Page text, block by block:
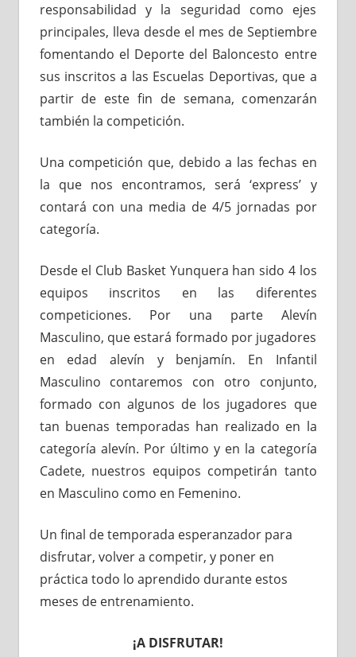
responsabilidad y la seguridad como ejes
principales, lleva desde el mes de Septiembre
fomentando el Deporte del Baloncesto entre
sus inscritos a las Escuelas Deportivas, que a
partir de este fin de semana, comenzarán
también la competición.
Una competición que, debido a las fechas en
la que nos encontramos, será ‘express’ y
contará con una media de 4/5 jornadas por
categoría.
Desde el Club Basket Yunquera han sido 4 los
equipos inscritos en las diferentes
competiciones. Por una parte Alevín
Masculino, que estará formado por jugadores
en edad alevín y benjamín. En Infantil
Masculino contaremos con otro conjunto,
formado con algunos de los jugadores que
tan buenas temporadas han realizado en la
categoría alevín. Por último y en la categoría
Cadete, nuestros equipos competirán tanto
en Masculino como en Femenino.
Un final de temporada esperanzador para
disfrutar, volver a competir, y poner en
práctica todo lo aprendido durante estos
meses de entrenamiento.
¡A DISFRUTAR!